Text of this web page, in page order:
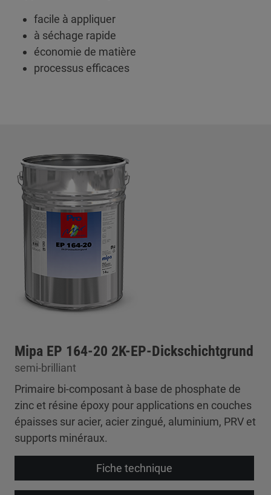
facile à appliquer
à séchage rapide
économie de matière
processus efficaces
Mipa EP 164-20 2K-EP-Dickschichtgrund
semi-brilliant
Primaire bi-composant à base de phosphate de
zinc et résine époxy pour applications en couches
épaisses sur acier, acier zingué, aluminium, PRV et
supports minéraux.
Fiche technique